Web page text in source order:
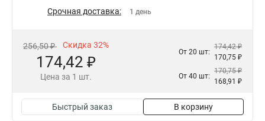
Срочная доставка: 1 день
256,50 ₽ Скидка 32%
174,42 ₽
Цена за 1 шт.
От 20 шт:
174,42 ₽
170,75 ₽
От 40 шт:
170,75 ₽
168,91 ₽
Быстрый заказ В корзину